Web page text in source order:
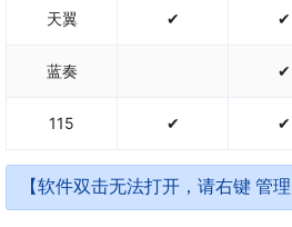
天翼 ✔ ✔
蓝奏 ✔
115 ✔ ✔
【软件双击无法打开，请右键 管理